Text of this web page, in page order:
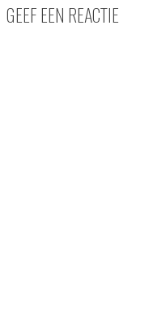
GEEF EEN REACTIE